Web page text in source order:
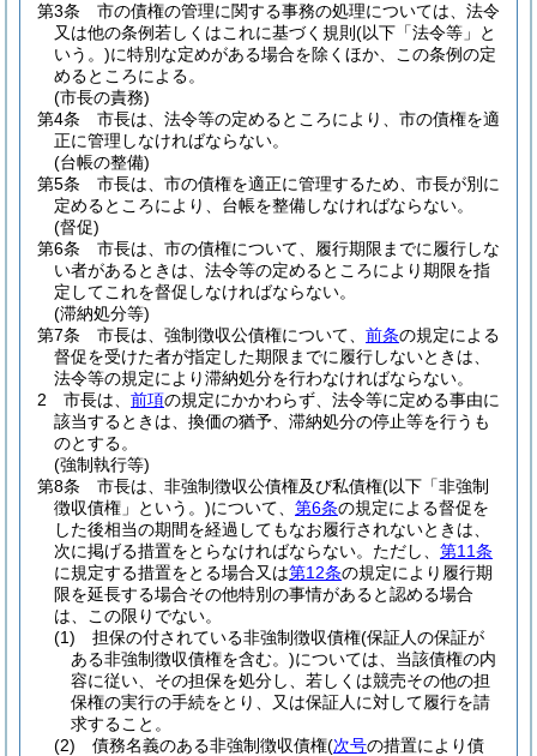
第3条
市の債権の管理に関する事務の処理については、法令
又は他の条例若しくはこれに基づく規則 (以下「法令等」と
いう。)に特別な定めがある場合を除くほか、この条例の定
めるところによる。
(市長の責務)
第4条
市長は、法令等の定めるところにより、市の債権を適
正に管理しなければならない。
(台帳の整備)
第5条
市長は、市の債権を適正に管理するため、市長が別に
定めるところにより、台帳を整備しなければならない。
(督促)
第6条
市長は、市の債権について、履行期限までに履行しな
い者があるときは、法令等の定めるところにより期限を指
定してこれを督促しなければならない。
(滞納処分等)
第7条
市長は、強制徴収公債権について、 前条の規定による
督促を受けた者が指定した期限までに履行しないときは、
法令等の規定により滞納処分を行わなければならない。
2
市長は、 前項の規定にかかわらず、法令等に定める事由に
該当するときは、換価の猶予、滞納処分の停止等を行うも
のとする。
(強制執行等)
第8条
市長は、非強制徴収公債権及び私債権(以下「非強制
徴収債権」という。)について、 第6条の規定による督促を
した後相当の期間を経過してもなお履行されないときは、
次に掲げる措置をとらなければならない。 ただし、 第11条
に規定する措置をとる場合又は第12条の規定により履行期
限を延長する場合その他特別の事情があると認める場合
は、この限りでない。
(1)
担保の付されている非強制徴収債権(保証人の保証が
ある非強制徴収債権を含む。)については、当該債権の内
容に従い、その担保を処分し、若しくは競売その他の担
保権の実行の手続をとり、又は保証人に対して履行を請
求すること。
(2)
債務名義のある非強制徴収債権(次号の措置により債